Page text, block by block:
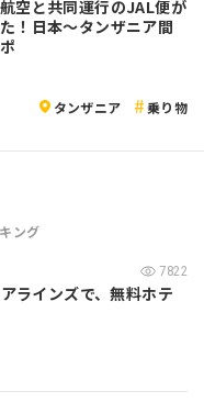
空と共同運行のJAL便が
！日本〜タンザニア間
タンザニア 乗り物
ング
7822
ラインズで、無料ホテ